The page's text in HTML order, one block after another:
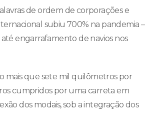
de ordem de corporações e
subiu 700% na pandemia –
engarrafamento de navios nos
mais que sete mil quilômetros por
cumpridos por uma carreta em
dos modais, sob a integração dos